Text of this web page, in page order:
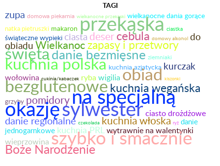
TAGI
zupa domowa piekarnia wielkanocne przekąski wielkanocne dania gorące
natka pietruszki makaron przekąska ciastka
świąteczne wypieki ciasta desercebula domowy alkohol do
obiaduWielkanoczapasy i przetwory
świętadanie bezmięsne ziemniaki
kuchnia polska kuchnia azjatycka kurczak
wołowina cukinia/kabaczek ryba wigilia obiad kiszonki
bezglutenowekuchnia wegańska
grzyby pomidory na specjalną
okazjęsylwesterciasto drożdżowe
danie regionalne czekolada kuchnia włoska ryż danie
jednogarnkowe kuchnia PRLwytrawnie na walentynki
wieprzowina szybko i smacznie
Boże Narodzenie